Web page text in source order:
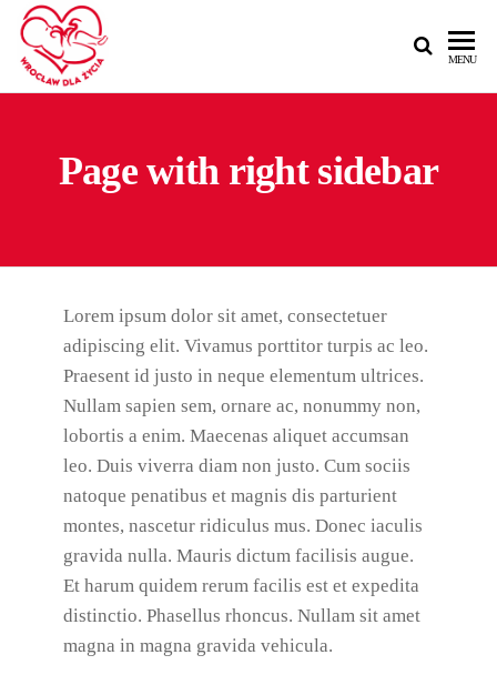
MENU
Page with right sidebar
Lorem ipsum dolor sit amet, consectetuer
adipiscing elit. Vivamus porttitor turpis ac leo.
Praesent id justo in neque elementum ultrices.
Nullam sapien sem, ornare ac, nonummy non,
lobortis a enim. Maecenas aliquet accumsan
leo. Duis viverra diam non justo. Cum sociis
natoque penatibus et magnis dis parturient
montes, nascetur ridiculus mus. Donec iaculis
gravida nulla. Mauris dictum facilisis augue.
Et harum quidem rerum facilis est et expedita
distinctio. Phasellus rhoncus. Nullam sit amet
magna in magna gravida vehicula.